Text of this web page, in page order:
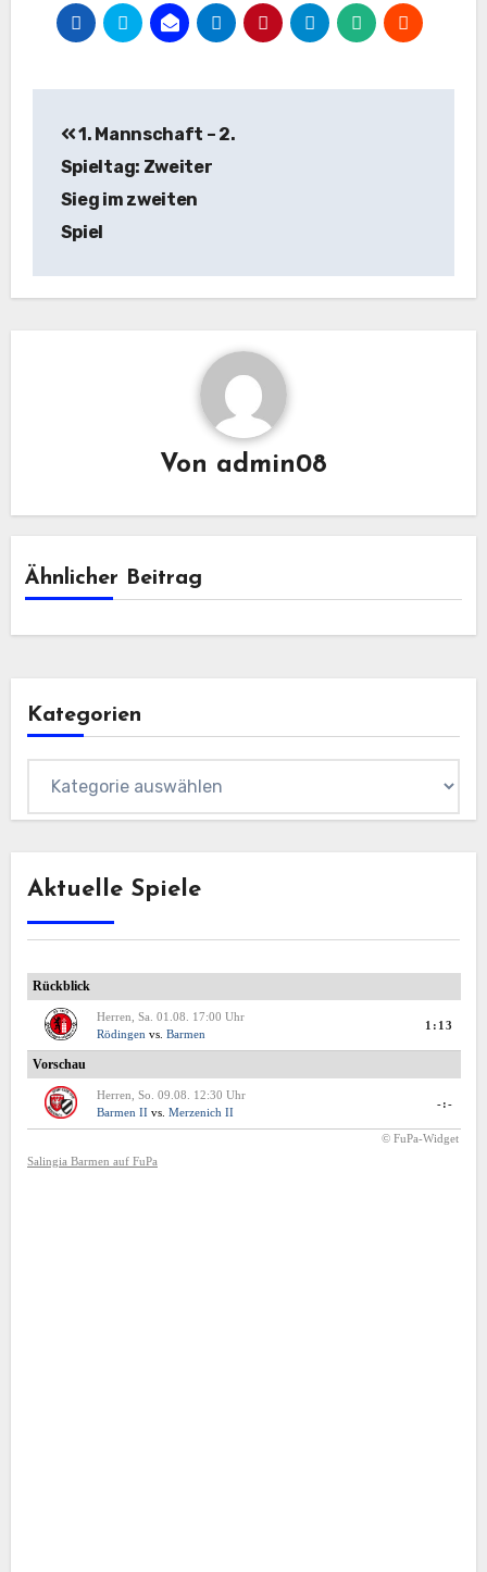
1. Mannschaft – 2.
Spieltag: Zweiter
Sieg im zweiten
Spiel
Von admin08
Ähnlicher Beitrag
Kategorien
Aktuelle Spiele